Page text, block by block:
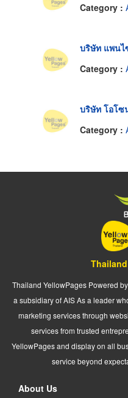
Category :
บริษัท แพนไ
Category :
บริษัท โอโซ
Category :
Thailand YellowPages Powered
a subsidiary of AIS As a leader
marketing services through
services from trusted
YellowPages and display on all
service beyond
About Us